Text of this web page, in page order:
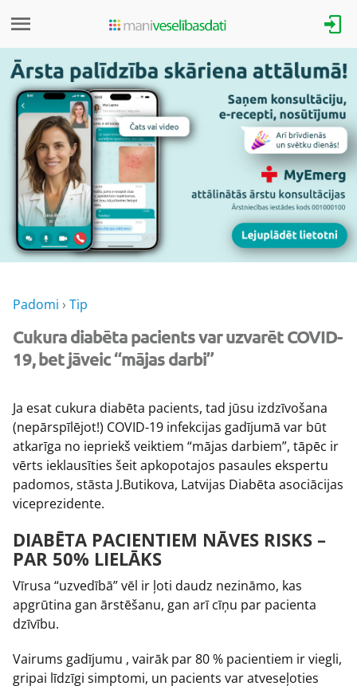
Padomi › Tip
Cukura diabēta pacients var uzvarēt COVID-
19, bet jāveic “mājas darbi”
Ja esat cukura diabēta pacients, tad jūsu izdzīvošana
(nepārspīlējot!) COVID-19 infekcijas gadījumā var būt
atkarīga no iepriekš veiktiem “mājas darbiem”, tāpēc ir
vērts ieklausīties šeit apkopotajos pasaules ekspertu
padomos, stāsta J.Butikova, Latvijas Diabēta asociācijas
viceprezidente.
DIABĒTA PACIENTIEM NĀVES RISKS –
PAR 50% LIELĀKS
Vīrusa “uzvedībā” vēl ir ļoti daudz nezināmo, kas
apgrūtina gan ārstēšanu, gan arī cīņu par pacienta
dzīvību.
Vairums gadījumu , vairāk par 80 % pacientiem ir viegli,
gripai līdzīgi simptomi, un pacients var atveseļoties